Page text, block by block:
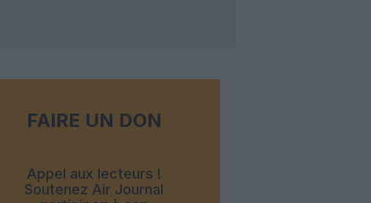
FAIRE UN DON
Appel aux lecteurs !
Soutenez Air Journal